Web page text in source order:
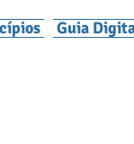
Guia